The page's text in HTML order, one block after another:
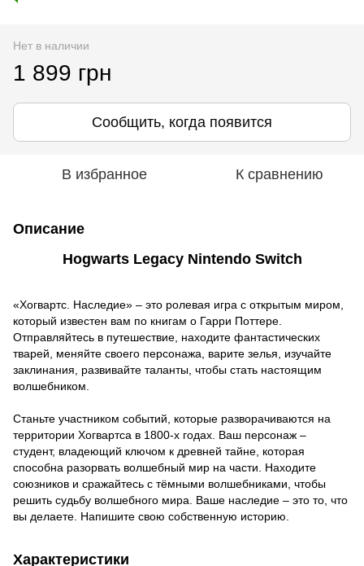
Нет в наличии
1 899 грн
Сообщить, когда появится
В избранное К сравнению
Описание
Hogwarts Legacy Nintendo Switch
«Хогвартс. Наследие» – это ролевая игра с открытым миром,
который известен вам по книгам о Гарри Поттере.
Отправляйтесь в путешествие, находите фантастических
тварей, меняйте своего персонажа, варите зелья, изучайте
заклинания, развивайте таланты, чтобы стать настоящим
волшебником.
Станьте участником событий, которые разворачиваются на
территории Хогвартса в 1800-х годах. Ваш персонаж –
студент, владеющий ключом к древней тайне, которая
способна разорвать волшебный мир на части. Находите
союзников и сражайтесь с тёмными волшебниками, чтобы
решить судьбу волшебного мира. Ваше наследие – это то, что
вы делаете. Напишите свою собственную историю.
Характеристики